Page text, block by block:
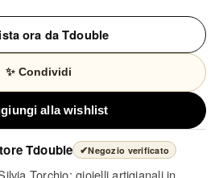
ora da Tdouble
✨ Condividi
alla wishlist
Tdouble ✔Negozio verificato
Torchio: gioielli artigianali in